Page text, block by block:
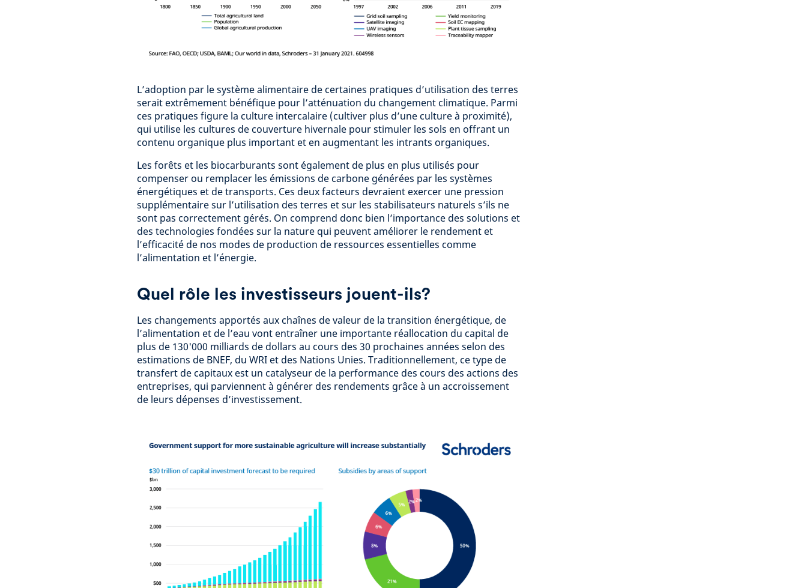
L’adoption par le système alimentaire de certaines pratiques d’utilisation des terres
serait extrêmement bénéfique pour l’atténuation du changement climatique. Parmi
ces pratiques figure la culture intercalaire (cultiver plus d’une culture à proximité),
qui utilise les cultures de couverture hivernale pour stimuler les sols en offrant un
contenu organique plus important et en augmentant les intrants organiques.
Les forêts et les biocarburants sont également de plus en plus utilisés pour
compenser ou remplacer les émissions de carbone générées par les systèmes
énergétiques et de transports. Ces deux facteurs devraient exercer une pression
supplémentaire sur l’utilisation des terres et sur les stabilisateurs naturels s’ils ne
sont pas correctement gérés. On comprend donc bien l’importance des solutions et
des technologies fondées sur la nature qui peuvent améliorer le rendement et
l’efficacité de nos modes de production de ressources essentielles comme
l’alimentation et l’énergie.
Quel rôle les investisseurs jouent-ils?
Les changements apportés aux chaînes de valeur de la transition énergétique, de
l’alimentation et de l’eau vont entraîner une importante réallocation du capital de
plus de 130'000 milliards de dollars au cours des 30 prochaines années selon des
estimations de BNEF, du WRI et des Nations Unies. Traditionnellement, ce type de
transfert de capitaux est un catalyseur de la performance des cours des actions des
entreprises, qui parviennent à générer des rendements grâce à un accroissement
de leurs dépenses d’investissement.